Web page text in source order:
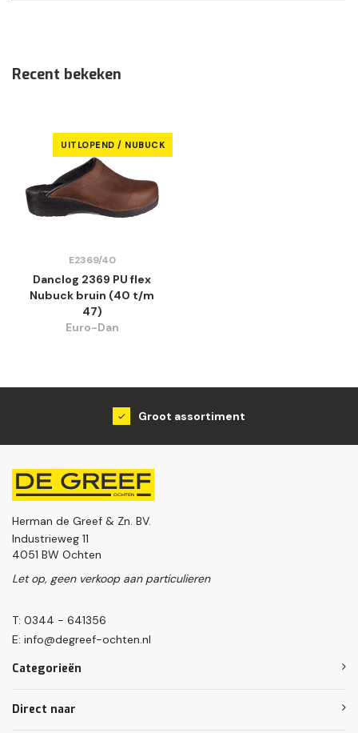
Recent bekeken
UITLOPEND / NUBUCK
E2369/40
Danclog 2369 PU flex
Nubuck bruin (40 t/m
47)
Euro-Dan
Groot assortiment
Herman de Greef & Zn. BV.
Industrieweg 11
4051 BW Ochten
Let op, geen verkoop aan particulieren
T: 0344 - 641356
E: info@degreef-ochten.nl
Categorieën
Direct naar